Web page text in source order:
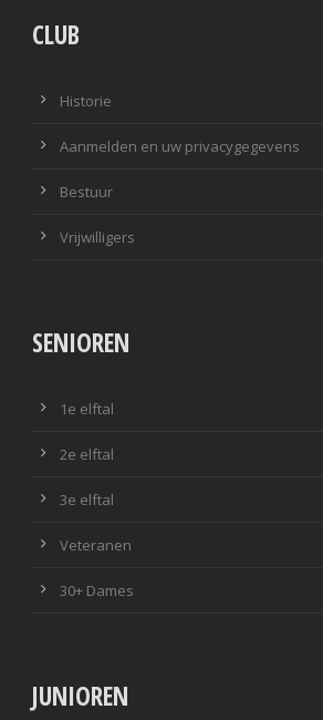
CLUB
Historie
Aanmelden en uw privacygegevens
Bestuur
Vrijwilligers
SENIOREN
1e elftal
2e elftal
3e elftal
Veteranen
30+ Dames
JUNIOREN